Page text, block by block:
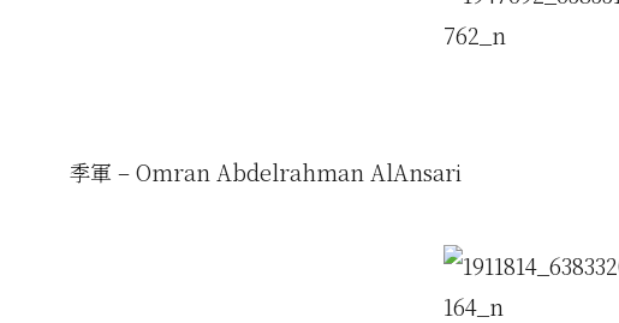
季軍 – Omran Abdelrahman AlAnsari